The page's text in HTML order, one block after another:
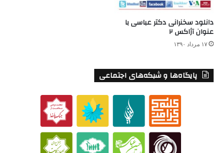
دانلود سخنرانی دکتر عباسی با
عنوان آژاکس ۲
۱۷ مرداد ۱۳۹۰
پایگاه‌ها و شبکه‌های اجتماعی